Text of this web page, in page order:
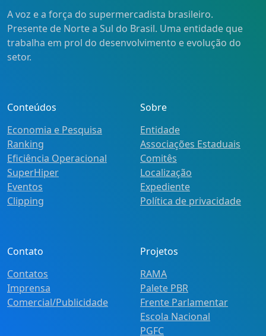
A voz e a força do supermercadista brasileiro.
Presente de Norte a Sul do Brasil. Uma entidade que
trabalha em prol do desenvolvimento e evolução do
setor.
Conteúdos
Economia e Pesquisa
Ranking
Eficiência Operacional
SuperHiper
Eventos
Clipping
Sobre
Entidade
Associações Estaduais
Comitês
Localização
Expediente
Política de privacidade
Contato
Contatos
Imprensa
Comercial/Publicidade
Projetos
RAMA
Palete PBR
Frente Parlamentar
Escola Nacional
PGFC